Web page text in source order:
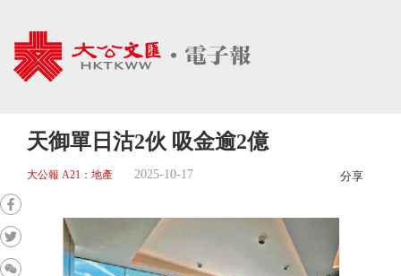
天御單日沽2伙 吸金逾2億
大公報 A21：地產 2025-10-17 分享